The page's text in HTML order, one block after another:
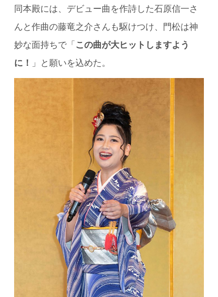
同本殿には、デビュー曲を作詩した石原信一さ
んと作曲の藤竜之介さんも駆けつけ、門松は神
妙な面持ちで「 この曲が大ヒットしますよう
に！
」と願いを込めた。